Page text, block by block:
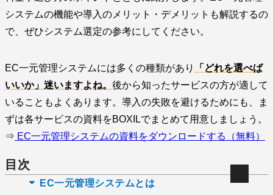
システムの機能や導入のメリット・デメリットも解説するの
で、ぜひシステム選定の参考にしてください。
EC一元管理システムには多くの種類があり
「どれを選べば
いいか」迷いますよね。 後から知ったサービスの方が適して
いることもよくあります。導入の失敗を避けるためにも、ま
ずは各サービスの資料をBOXILでまとめて用意しましょう。
⇒ EC一元管理システムの資料をダウンロードする（無料）
目次
EC一元管理システムとは